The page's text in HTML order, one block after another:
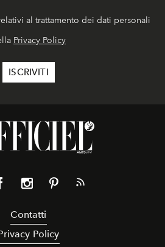
al trattamento dei dati personali
Privacy Policy
Contatti
Policy